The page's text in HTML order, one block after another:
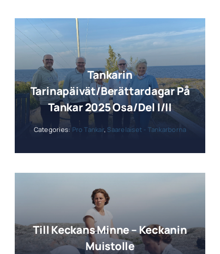
Tankarin
Tarinapäivät/Berättardagar På
Tankar 2025 Osa/del I/II
Categories: Pro Tankar, Saarelaiset - Tankarborna
Till Keckans Minne – Keckanin
Muistolle